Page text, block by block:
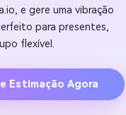
e gere uma vibração
para presentes,
flexível.
Estimação Agora